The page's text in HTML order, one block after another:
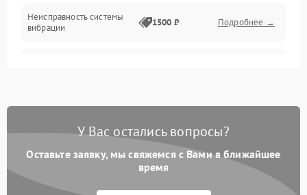
Неисправность системы
вибрации
1500 ₽ Подробнее →
Повреждение системы
Поломка системы защиты
1500 ₽ Подробнее →
У Вас остались вопросы?
Оставьте заявку, мы свяжемся с Вами в ближайшее
время